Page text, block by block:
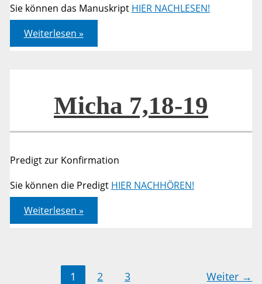
Sie können das Manuskript HIER NACHLESEN!
Micha
7,18-
19
Weiterlesen »
Micha 7,18-19
Predigt zur Konfirmation
Sie können die Predigt HIER NACHHÖREN!
Micha
7,18-
19
Weiterlesen »
1 2 3 Weiter →